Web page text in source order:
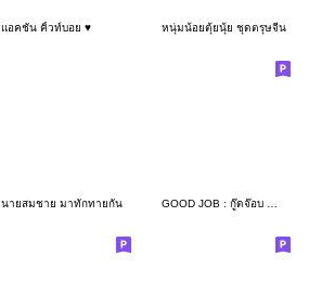
แอคชั่น คิ้วท์บอย ♥️ หนุ่มน้อยตุ้ยนุ้ย ชุดตรุษจีน
นายสมชาย มาทักทายกัน